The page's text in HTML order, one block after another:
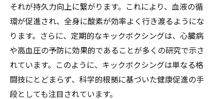
それが持久力向上に繋がります。これにより、血液の循
環が促進され、全身に酸素が効率よく行き渡るようにな
ります。さらに、定期的なキックボクシングは、心臓病
や高血圧の予防に効果的であることが多くの研究で示さ
れています。このように、キックボクシングは単なる格
闘技にとどまらず、科学的根拠に基づいた健康促進の手
段としても注目されています。